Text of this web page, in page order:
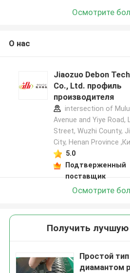
Осмотрите
О нас
Jiaozuo Debon
Co., Ltd. профиль
производителя
intersection of
Avenue and Yiye Road,
Street, Wuzhi County,
City, Henan Province
5.0
Подтверженный
поставщик
Осмотрите
Получить
Простой
диамантом